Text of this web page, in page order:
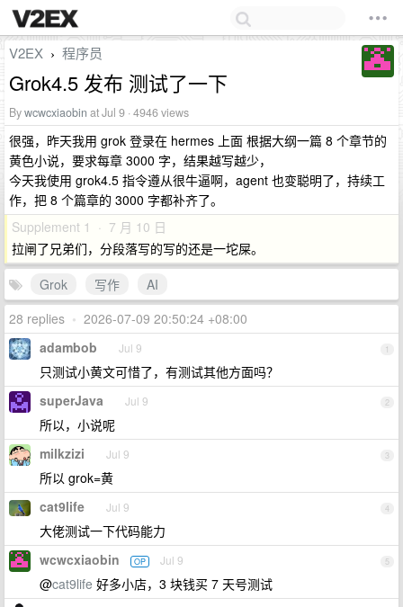
V2EX › 程序员
Grok4.5 发布 测试了一下
Bywcwcxiaobin at Jul 9 · 4946 views
很强，昨天我用 grok 登录在 hermes 上面 根据大纲一篇 8 个章节的
黄色小说，要求每章 3000 字，结果越写越少，
今天我使用 grok4.5 指令遵从很牛逼啊，agent 也变聪明了，持续工
作，把 8 个篇章的 3000 字都补齐了。
Supplement 1 · 7 月 10 日
拉闸了兄弟们，分段落写的写的还是一坨屎。
Grok
写作
AI
28 replies • 2026-07-09 20:50:24 +08:00
1
adambob Jul 9
只测试小黄文可惜了，有测试其他方面吗？
2
superJava Jul 9
所以，小说呢
3
milkzizi Jul 9
所以 grok=黄
4
cat9life Jul 9
大佬测试一下代码能力
5
wcwcxiaobin OP Jul 9
@cat9life 好多小店，3 块钱买 7 天号测试